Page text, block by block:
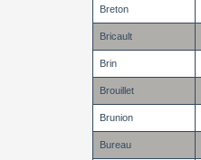
Breton
Bricault
Brin
Brouillet
Brunion
Bureau